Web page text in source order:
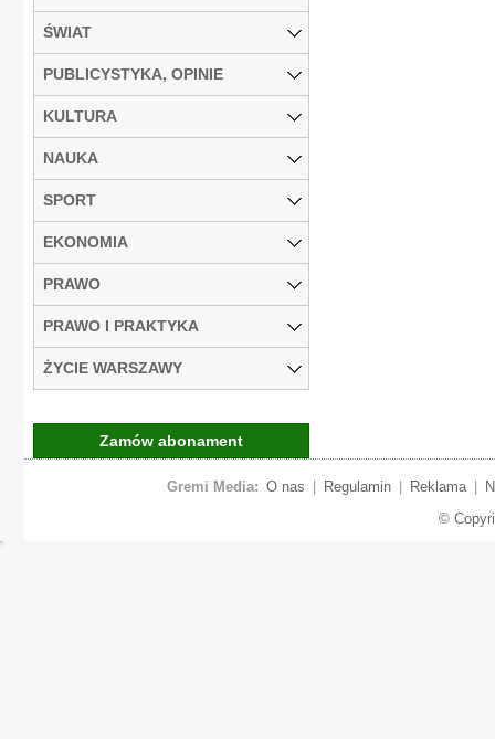
ŚWIAT
PUBLICYSTYKA, OPINIE
KULTURA
NAUKA
SPORT
EKONOMIA
PRAWO
PRAWO I PRAKTYKA
ŻYCIE WARSZAWY
Zamów abonament
Gremi Media: O nas Regulamin Reklama
©